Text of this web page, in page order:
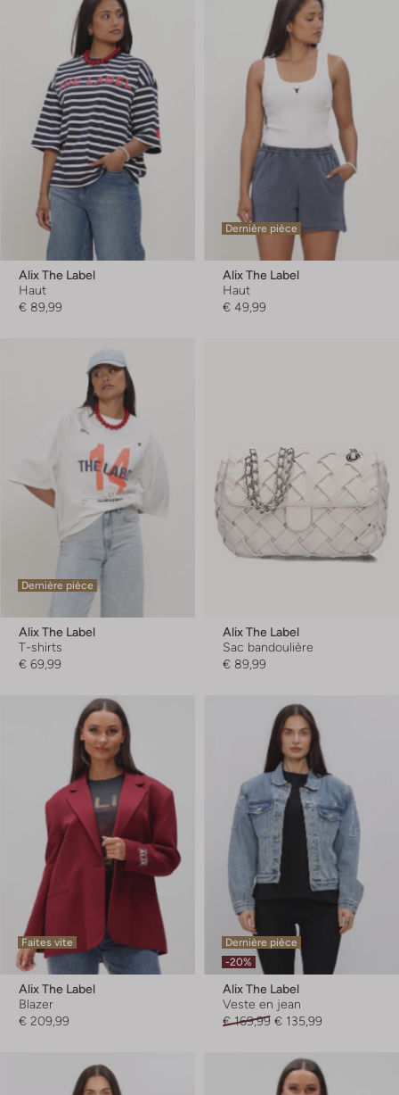
Alix The Label
Haut
€ 89,99
Dernière pièce
Alix The Label
Haut
€ 49,99
Dernière pièce
Alix The Label
T-shirts
€ 69,99
Alix The Label
Sac bandoulière
€ 89,99
Faites vite
Alix The Label
Blazer
€ 209,99
Dernière pièce
-20%
Alix The Label
Veste en jean
€ 169,99 € 135,99